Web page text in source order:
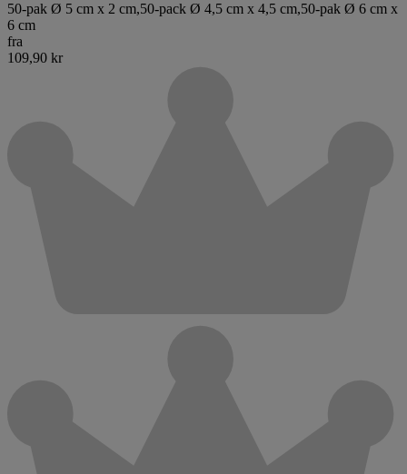
50-pak Ø 5 cm x 2 cm,50-pack Ø 4,5 cm x 4,5 cm,50-pak Ø 6 cm x
6 cm
fra
109,90 kr